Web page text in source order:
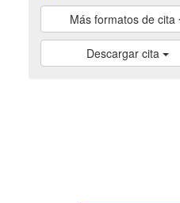
Más formatos de cita
Descargar cita